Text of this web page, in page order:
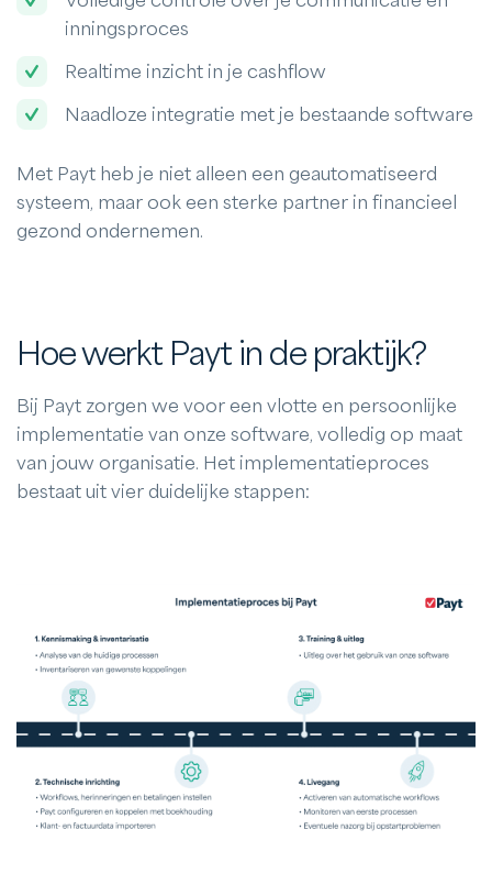
inningsproces
Realtime inzicht in je cashflow
Naadloze integratie met je bestaande software
Met Payt heb je niet alleen een geautomatiseerd
systeem, maar ook een sterke partner in financieel
gezond ondernemen.
Hoe werkt Payt in de praktijk?
Bij Payt zorgen we voor een vlotte en persoonlijke
implementatie van onze software, volledig op maat
van jouw organisatie. Het implementatieproces
bestaat uit vier duidelijke stappen: